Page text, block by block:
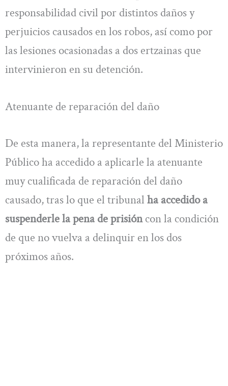
responsabilidad civil por distintos daños y
perjuicios causados en los robos, así como por
las lesiones ocasionadas a dos ertzainas que
intervinieron en su detención.
Atenuante de reparación del daño
De esta manera, la representante del Ministerio
Público ha accedido a aplicarle la atenuante
muy cualificada de reparación del daño
causado, tras lo que el tribunal ha accedido a
suspenderle la pena de prisióncon la condición
de que no vuelva a delinquir en los dos
próximos años.